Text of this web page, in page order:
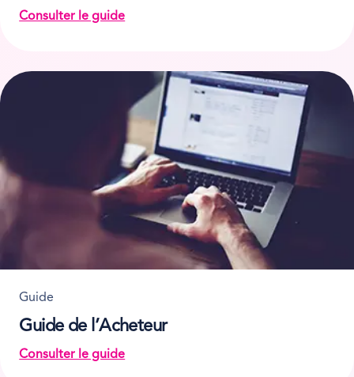
Consulter le guide
on Le RGPD et le secteur de la location
Guide
Guide de l’Acheteur
Consulter le guide
on Guide de l’Acheteur